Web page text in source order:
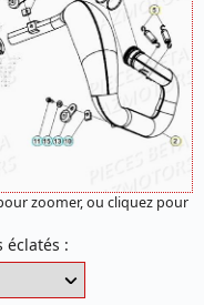
zoomer, ou cliquez pour
éclatés :